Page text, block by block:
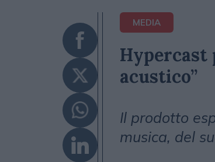
MEDIA
Hypercast
acustico”
Il prodotto
musica, del